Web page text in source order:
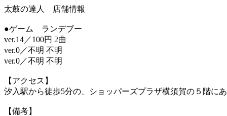
太鼓の達人 店舗情報
●ゲーム ランデブー
ver.14／100円 2曲
ver.0／不明 不明
ver.0／不明 不明
【アクセス】
汐入駅から徒歩5分の、ショッパーズプラザ横須賀の５階に
【備考】